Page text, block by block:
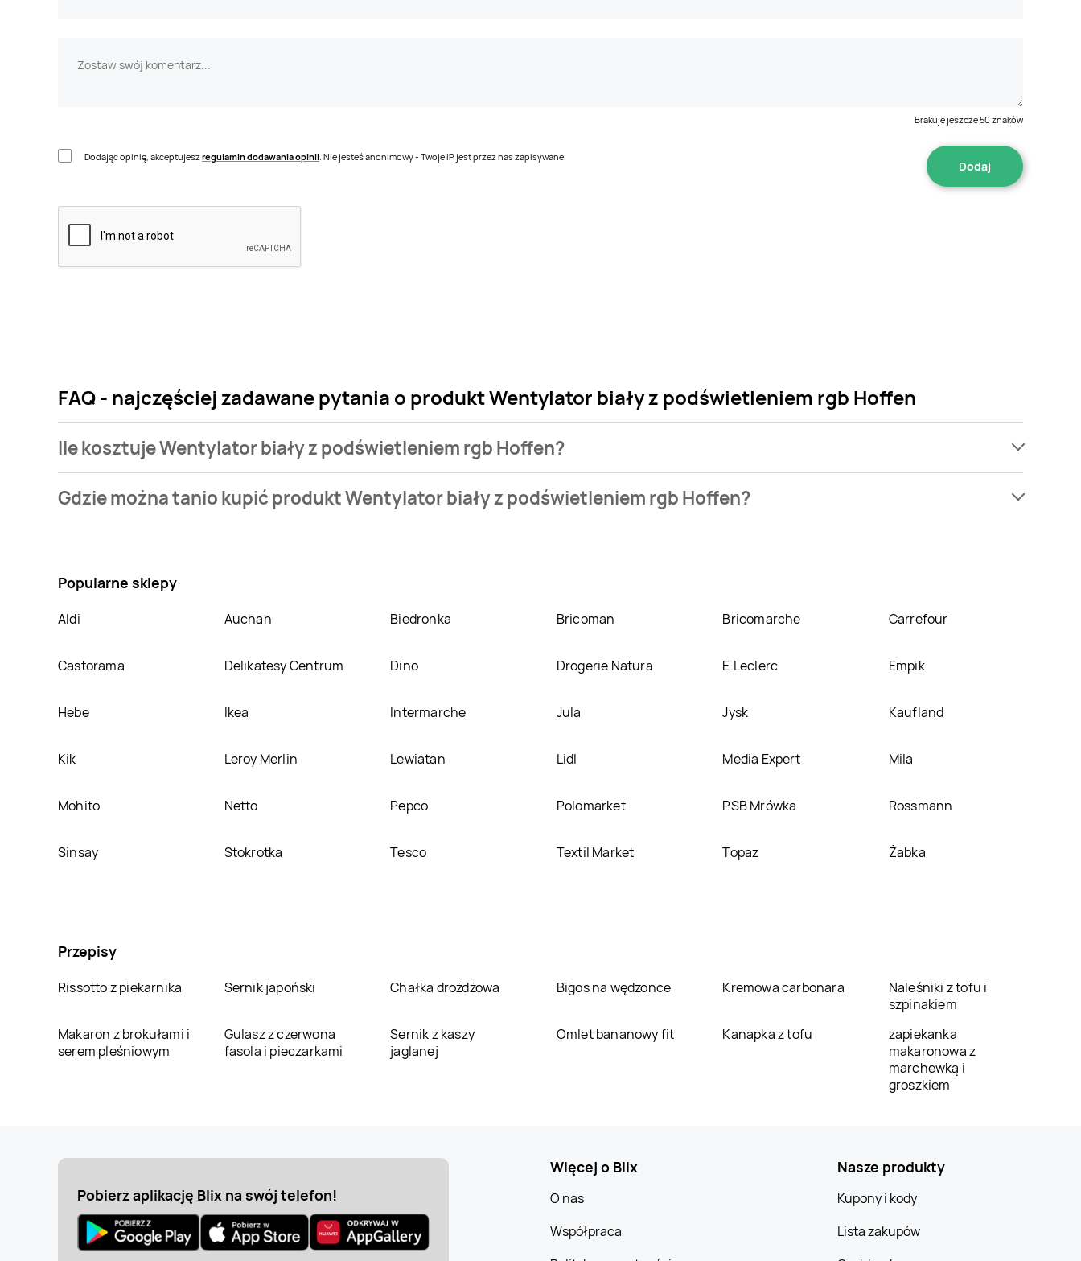
Brakuje jeszcze50 znaków
Dodając opinię, akceptujeszregulamin dodawania opinii . Nie jesteś anonimowy - Twoje IP jest przez nas zapisywane.
FAQ - najczęściej zadawane pytania o produkt Wentylator biały z podświetleniem rgb Hoffen
Ile kosztuje Wentylator biały z podświetleniem rgb Hoffen?
biały z podświetleniem rgb Hoffen kosztuje od 49,99 zł.
Gdzie można tanio kupić produkt Wentylator biały z podświetleniem rgb Hoffen?
Popularne sklepy
Aldi Auchan Biedronka Bricoman Bricomarche Carrefour
Castorama Delikatesy Centrum Dino Drogerie Natura E.Leclerc Empik
Hebe Ikea Intermarche Jula Jysk Kaufland
Kik Leroy Merlin Lewiatan Lidl Media Expert Mila
Mohito Netto Pepco Polomarket PSB Mrówka Rossmann
Sinsay Stokrotka Tesco Textil Market Topaz Żabka
Przepisy
Rissotto z piekarnika Sernik japoński Chałka drożdżowa Bigos na wędzonce Kremowa carbonara
Naleśniki z tofu i
szpinakiem
Makaron z brokułami i
serem pleśniowym
Gulasz z czerwona
fasola i pieczarkami
Sernik z kaszy
jaglanej
Omlet bananowy fit Kanapka z tofu
zapiekanka
makaronowa z
marchewką i
groszkiem
Pobierz aplikację Blix na swój telefon!
Więcej o Blix
O nas
Współpraca
Nasze produkty
Kupony i kody
Lista zakupów